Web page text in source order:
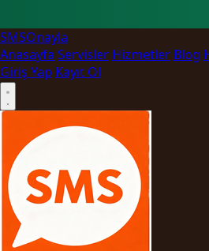
SMSOnayla
Anasayfa Servisler Hizmetler Blog
Giriş Yap Kayıt Ol